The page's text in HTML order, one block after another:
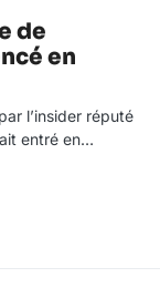
de
en
l’insider réputé
entré en…